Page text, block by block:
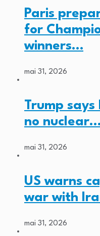
Paris
for
winners…
mai 31, 2026
Trump
no nuclear…
mai 31, 2026
US warns
war with
mai 31, 2026